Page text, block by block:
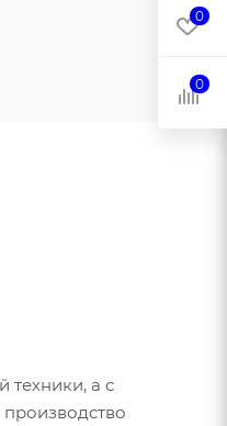
техники, а с
0
0